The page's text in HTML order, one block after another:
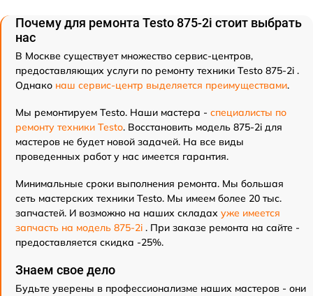
Почему для ремонта Testo 875-2i стоит выбрать
нас
В Москве существует множество сервис-центров,
предоставляющих услуги по ремонту техники Testo 875-2i .
Однако наш сервис-центр выделяется преимуществами.
Мы ремонтируем Testo. Наши мастера - специалисты по
ремонту техники Testo. Восстановить модель 875-2i для
мастеров не будет новой задачей. На все виды
проведенных работ у нас имеется гарантия.
Минимальные сроки выполнения ремонта. Мы большая
сеть мастерских техники Testo. Мы имеем более 20 тыс.
запчастей. И возможно на наших складах уже имеется
запчасть на модель 875-2i . При заказе ремонта на сайте -
предоставляется скидка -25%.
Знаем свое дело
Будьте уверены в профессионализме наших мастеров - они